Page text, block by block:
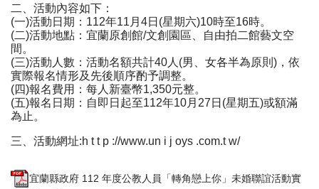
二、活動內容如下：
(一)活動日期：112年11月4日(星期六)10時至16時。
(二)活動地點：宜蘭原創館/文創園區、自由拍二館藝文空
間。
(三)活動人數：活動名額共計40人(男、女各半為原則)，依
實際報名情形及先後順序酌予調整。
(四)報名費用：每人新臺幣1,350元整。
(五)報名日期：自即日起至112年10月27日(星期五)或額滿
為止。
三、活動網址:h t t p ://www.un i j oys .com.t w/
宜蘭縣政府 112 年度公教人員「轉角戀上你」未婚聯誼活動實